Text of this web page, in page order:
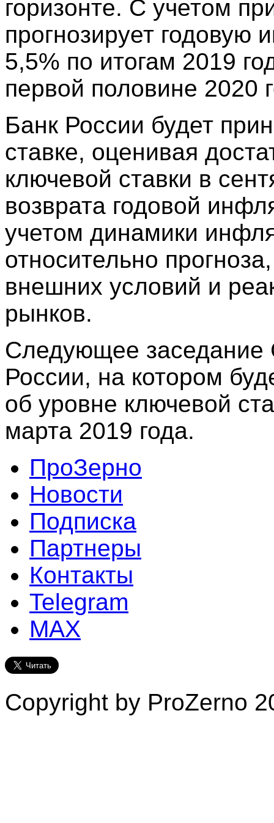
горизонте. С учетом
прогнозирует
5,5% по итогам 2019
первой половине 2020
Банк России будет
ставке, оценивая
ключевой ставки в
возврата годовой
учетом динамики
относительно
внешних условий и
рынков.
Следующее заседание
России, на котором
об уровне ключевой
марта 2019 года.
ПроЗерно
Новости
Подписка
Партнеры
Контакты
Telegram
MAX
Copyright by ProZerno